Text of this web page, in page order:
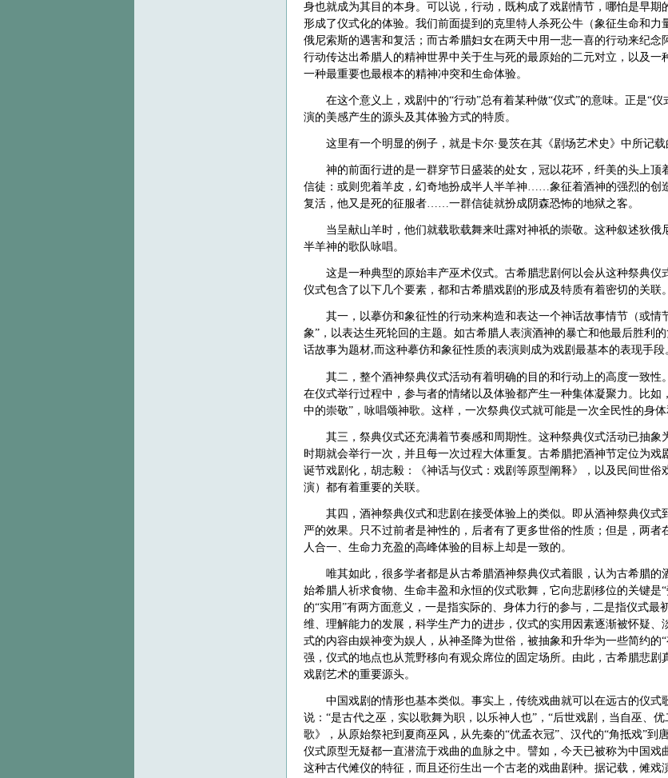
身也就成为其目的本身。可以说，行动，既构成了戏剧情节，哪怕是早期
形成了仪式化的体验。我们前面提到的克里特人杀死公牛（象征生命和
俄尼索斯的遇害和复活；而古希腊妇女在两天中用一悲一喜的行动来纪
行动传达出希腊人的精神世界中关于生与死的最原始的二元对立，以及
一种最重要也最根本的精神冲突和生命体验。
在这个意义上，戏剧中的“行动”总有着某种做“仪式”的意味。正是“
演的美感产生的源头及其体验方式的特质。
这里有一个明显的例子，就是卡尔·曼茨在其《剧场艺术史》中所记
神的前面行进的是一群穿节日盛装的处女，冠以花环，纤美的头上
信徒：或则兜着羊皮，幻奇地扮成半人半羊神……象征着酒神的强烈的创
复活，他又是死的征服者……一群信徒就扮成阴森恐怖的地狱之客。
当呈献山羊时，他们就载歌载舞来吐露对神祇的崇敬。这种叙述狄
半羊神的歌队咏唱。
这是一种典型的原始丰产巫术仪式。古希腊悲剧何以会从这种祭典
仪式包含了以下几个要素，都和古希腊戏剧的形成及特质有着密切的关联。
其一，以摹仿和象征性的行动来构造和表达一个神话故事情节（或
象”，以表达生死轮回的主题。如古希腊人表演酒神的暴亡和他最后胜利
话故事为题材,而这种摹仿和象征性质的表演则成为戏剧最基本的表现手段
其二，整个酒神祭典仪式活动有着明确的目的和行动上的高度一致性
在仪式举行过程中，参与者的情绪以及体验都产生一种集体凝聚力。比如
中的崇敬”，咏唱颂神歌。这样，一次祭典仪式就可能是一次全民性的身体
其三，祭典仪式还充满着节奏感和周期性。这种祭典仪式活动已抽
时期就会举行一次，并且每一次过程大体重复。古希腊把酒神节定位为
诞节戏剧化，胡志毅：《神话与仪式：戏剧等原型阐释》，以及民间世
演）都有着重要的关联。
其四，酒神祭典仪式和悲剧在接受体验上的类似。即从酒神祭典仪
严的效果。只不过前者是神性的，后者有了更多世俗的性质；但是，两
人合一、生命力充盈的高峰体验的目标上却是一致的。
唯其如此，很多学者都是从古希腊酒神祭典仪式着眼，认为古希腊
始希腊人祈求食物、生命丰盈和永恒的仪式歌舞，它向悲剧移位的关键是
的“实用”有两方面意义，一是指实际的、身体力行的参与，二是指仪式
维、理解能力的发展，科学生产力的进步，仪式的实用因素逐渐被怀疑、
式的内容由娱神变为娱人，从神圣降为世俗，被抽象和升华为一些简约的
强，仪式的地点也从荒野移向有观众席位的固定场所。由此，古希腊悲
戏剧艺术的重要源头。
中国戏剧的情形也基本类似。事实上，传统戏曲就可以在远古的仪
说： “是古代之巫，实以歌舞为职，以乐神人也”，“后世戏剧，当自巫、
歌》，从原始祭祀到夏商巫风，从先秦的“优孟衣冠”、汉代的“角抵戏”到
仪式原型无疑都一直潜流于戏曲的血脉之中。譬如，今天已被称为中国戏
这种古代傩仪的特征，而且还衍生出一个古老的戏曲剧种。据记载，傩戏